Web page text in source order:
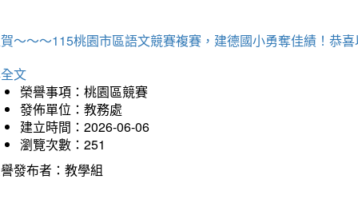
～～～115桃園市區語文競賽複賽，建德國小勇奪佳績！恭
文
榮譽事項：桃園區競賽
發佈單位：教務處
建立時間：2026-06-06
瀏覽次數：251
發布者：教學組